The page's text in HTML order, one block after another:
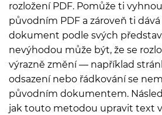
rozložení PDF. Pomůže ti
původním PDF a zároveň ti
dokument podle svých
nevýhodou může být, že se
výrazně změní — například
odsazení nebo řádkování se
původním dokumentem.
jak touto metodou upravit text v